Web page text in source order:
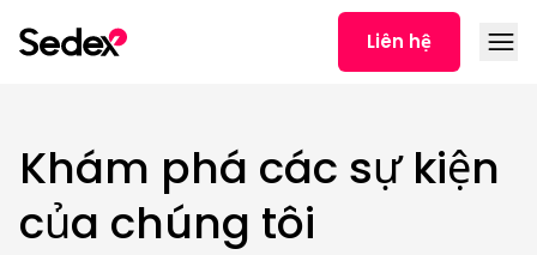
Liên hệ
Khám phá các sự kiện
của chúng tôi